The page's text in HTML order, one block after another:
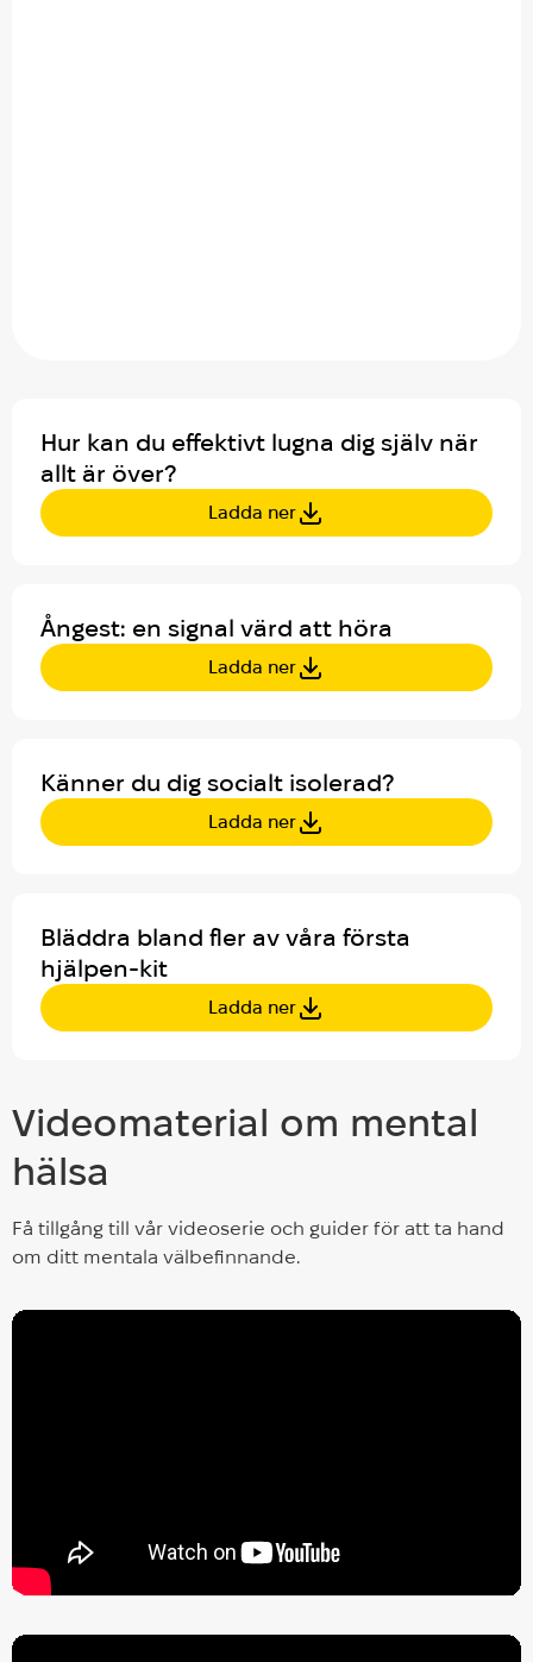
Hur kan du effektivt lugna dig själv när
allt är över?
Ladda ner
Ångest: en signal värd att höra
Ladda ner
Känner du dig socialt isolerad?
Ladda ner
Bläddra bland fler av våra första
hjälpen-kit
Ladda ner
Videomaterial om mental
hälsa
Få tillgång till vår videoserie och guider för att ta hand
om ditt mentala välbefinnande.